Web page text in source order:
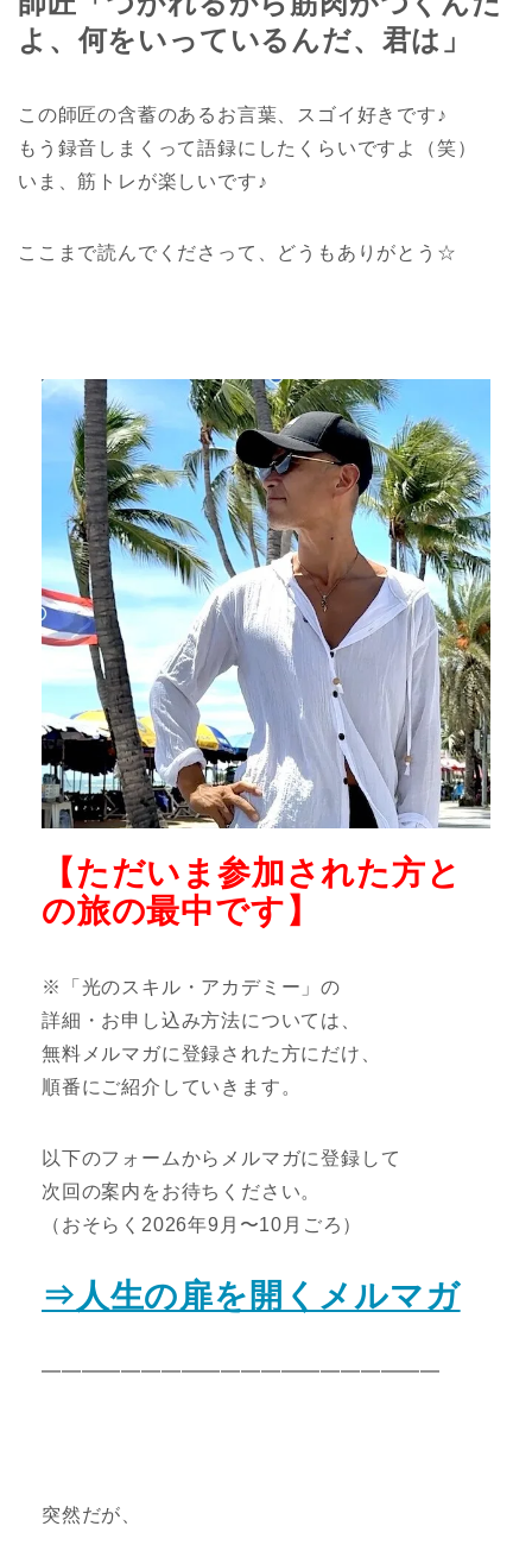
よ、何をいっているんだ、君は」
この師匠の含蓄のあるお言葉、スゴイ好きです♪
もう録音しまくって語録にしたくらいですよ（笑）
いま、筋トレが楽しいです♪
ここまで読んでくださって、どうもありがとう☆
【ただいま参加された方と
の旅の最中です】
※
「光のスキル・アカデミー」の
詳細・お申し込み方法については、
無料メルマガに登録された方にだけ、
順番にご紹介していきます。
以下のフォームからメルマガに登録して
次回の案内をお待ちください。
（おそらく2026年9月〜10月ごろ）
⇒人生の扉を開くメルマガ
━━━━━━━━━━━━━━━━━━━━
突然だが、